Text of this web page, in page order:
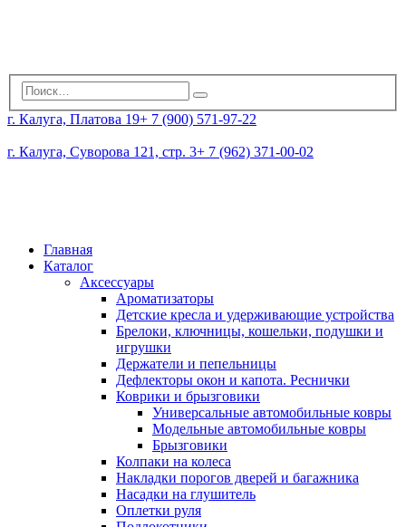
г. Калуга, Платова 19+ 7 (900) 571-97-22
г. Калуга, Суворова 121, стр. 3+ 7 (962) 371-00-02
Главная
Каталог
Аксессуары
Ароматизаторы
Детские кресла и удерживающие устройства
Брелоки, ключницы, кошельки, подушки и
игрушки
Держатели и пепельницы
Дефлекторы окон и капота. Реснички
Коврики и брызговики
Универсальные автомобильные ковры
Модельные автомобильные ковры
Брызговики
Колпаки на колеса
Накладки порогов дверей и багажника
Насадки на глушитель
Оплетки руля